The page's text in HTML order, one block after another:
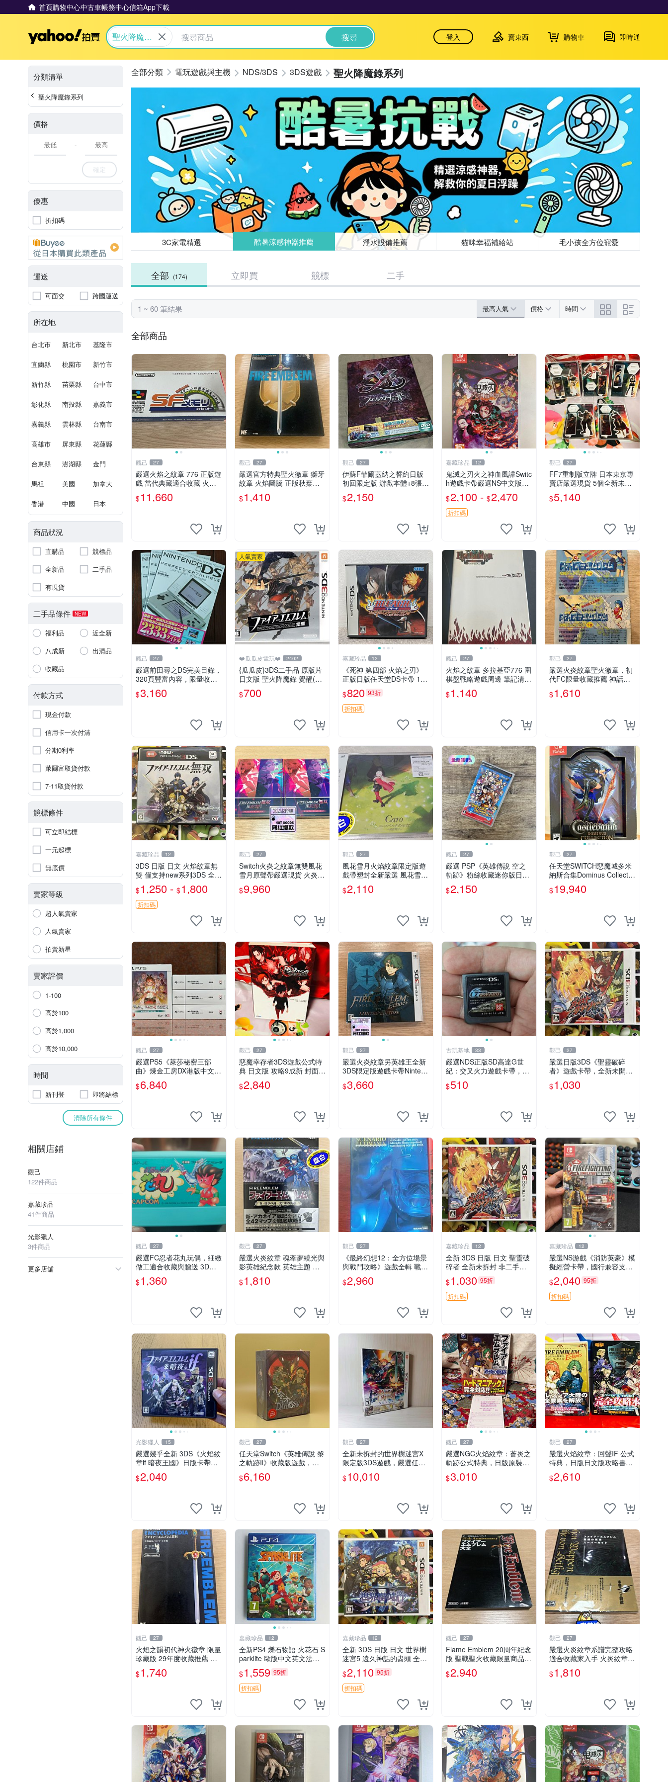
首頁購物中心中古車帳務中心信箱App下載
Yahoo拍賣
聖火降魔錄
搜尋 登入 賣東西 購物車 即時通
分類清單
聖火降魔錄系列
價格
-
確定
優惠
折扣碼
運送
可面交 跨國運送
所在地
台北市 新北市 基隆市
宜蘭縣 桃園市 新竹市
新竹縣 苗栗縣 台中市
彰化縣 南投縣 嘉義市
嘉義縣 雲林縣 台南市
高雄市 屏東縣 花蓮縣
台東縣 澎湖縣 金門
馬祖 美國 加拿大
香港 中國 日本
商品狀況
直購品
競標品
全新品
二手品
有現貨
二手品條件 NEW
福利品
近全新
八成新
出清品
收藏品
付款方式
現金付款
信用卡一次付清
分期0利率
萊爾富取貨付款
7-11取貨付款
競標條件
可立即結標
一元起標
無底價
賣家等級
超人氣賣家
人氣賣家
拍賣新星
賣家評價
1-100
高於100
高於1,000
高於10,000
時間
新刊登 即將結標
清除所有條件
相關店鋪
觀己
122件商品
嘉藏珍品
41件商品
光影獵人
3件商品
更多店舖
電玩遊戲與主機 NDS/3DS 3DS遊戲 聖火降魔錄系列
3C家電精選 酷暑涼感神器推薦 淨水設備推薦 貓咪幸福補給站 毛小孩全方位寵愛
全部 (174) 立即買 競標 二手
1 ~ 60 筆結果 最高人氣 價格 時間
全部商品
觀己 27
嚴選火焰之紋章 776 正版遊
戲 當代典藏適合收藏 火焰
之紋章 角色 典藏版
$11,660
觀己 27
嚴選官方特典聖火徽章 獅牙
紋章 火焰圖騰 正版秋葉原
直送 聖火紋章 套裝 獅牙紋
章
$1,410
觀己 27
伊蘇F菲爾蓋納之誓約日版
初回限定版 游戲本體+8張原
聲CD 大盒裝 憑證齊全 輕便
好運輸 F傳奇啟程 日版收藏
$2,150
嘉藏珍品 12
鬼滅之刃火之神血風譚Switc
h遊戲卡帶嚴選NS中文版現
貨 鬼滅之刃 Switch 中文 游
戲卡帶 發貨快
$2,100 - $2,470
折扣碼
觀己 27
FF7重制版立牌 日本東京專
賣店嚴選現貨 5個全新未拆
封 最終幻想7重制版 立牌 日
本原裝 正品現貨 5個包快遞
$5,140
觀己 27
嚴選前田尋之DS完美目錄，
320頁豐富內容，限量收藏
佳品 時代典藏 書籍收藏 時
代典藏 書籍收藏 目錄收藏
$3,160
人氣賣家
❤️瓜瓜皮電玩❤️ 2402
{瓜瓜皮}3DS二手品 原版片
日文版 聖火降魔錄 覺醒(遊
戲都能回收)
$700
嘉藏珍品 12
《死神 第四部 火焰之刃》
正版日版任天堂DS卡帶 1
張，同時購第二張起可減
張， 成色如圖，原相機拍
攝，一卡一拍，因相機，光
線環境等因素，成色可能與
$820 93折
折扣碼
觀己 27
火焰之紋章 多拉基亞776 圍
棋盤戰略遊戲周邊 筆記清晰
圖像精美 指揮官收藏 圍棋
盤 圍棋子 火焰之紋章
$1,140
觀己 27
嚴選火炎紋章聖火徽章，初
代FC限量收藏推薦 神話火
Emblem 2DM 再現經典 動
漫 魔王 紅色火焰
$1,610
嘉藏珍品 12
3DS 日版 日文 火焰紋章無
雙 僅支持new系列3DS 全新
二手都有 現貨
$1,250 - $1,800
折扣碼
觀己 27
Switch火炎之紋章無雙風花
雪月原聲帶嚴選現貨 火炎之
紋章 Switch 原聲帶 歌曲 O
ST
$9,960
觀己 27
風花雪月火焰紋章限定版遊
戲帶塑封全新嚴選 風花雪月
火焰紋章 限定版
$2,110
觀己 27
嚴選 PSP《英雄傳說 空之
軌跡》粉絲收藏迷你版日版
初回 測試卡 新品未開封 軨
跡系列 收藏版 未拆封
$2,150
觀己 27
任天堂SWITCH惡魔城多米
納斯合集Dominus Collectio
n LRG典藏版 美版 全新未
拆 包裝完好 限量珍藏 電玩
$19,940
觀己 27
嚴選PS5《萊莎秘密三部
曲》煉金工房DX港版中文全
新未拆封遊戲三部曲內容：
常暗女王與秘密藏身處 DX
$6,840
觀己 27
惡魔幸存者3DS遊戲公式特
典 日文版 攻略9成新 封面有
輕微損傷 女神異聞錄 惡魔
幸存者 3ds 游戲 特典 新收
$2,840
觀己 27
嚴選火炎紋章另英雄王全新
3DS限定版遊戲卡帶Nintend
o Switch遊戲 火炎紋章 英雄
王 Nintendo 3DS 卡帶 游戲
$3,660
古玩基地 33
嚴選NDS正版SD高達G世
紀：交叉火力遊戲卡帶，支
援3DS輕鬆遊玩。 世紀機甲
機動武裝 可用卡帶
$510
觀己 27
嚴選日版3DS《聖靈破碎
者》遊戲卡帶，全新未開封
直送 聖靈破碎者 3DS 新遊
戲 游戲卡帶
$1,030
觀己 27
嚴選FC忍者花丸玩偶，細緻
做工適合收藏與贈送 3D打
印 遊樂 玩具
$1,360
觀己 27
嚴選火炎紋章 魂牽夢繞光與
影英雄紀念款 英雄主題 火
炎紋章 武器收藏
$1,810
觀己 27
《最終幻想12：全方位場景
與戰鬥攻略》遊戲全輯 戰略
遊戲 攻略書 全景解析
$2,960
嘉藏珍品 12
全新 3DS 日版 日文 聖靈破
碎者 全新未拆封 非二手封
$1,030 95折
折扣碼
嘉藏珍品 12
嚴選NS游戲《消防英豪》模
擬經營卡帶，國行兼容支持
中文顯示，全新未拆封直
送！消防模擬游戲推薦收藏
消防模擬 游戲卡帶 Switch
游戲
$2,040 95折
折扣碼
光影獵人 15
嚴選幾乎全新 3DS《火焰紋
章if 暗夜王國》日版卡帶，
附原裝盒子保存極佳，卡帶
乾淨無刮痕，讀取正常即插
$2,040
觀己 27
任天堂Switch《英雄傳說 黎
之軌跡Ⅱ》收藏版遊戲，英
文原裝全新未開包 Daybrea
k 2 收藏版 游戲機臺
$6,160
觀己 27
全新未拆封的世界樹迷宮X
限定版3DS遊戲，嚴選任天
堂現貨 世界樹迷宮 X 限定
版本 游戲 任天堂 3ds
$10,010
觀己 27
嚴選NGC火焰紋章：蒼炎之
軌跡公式特典，日版原裝帶
側邊函套，保存極佳95成新
蒼炎之軌跡 公式特典 NGC
$3,010
觀己 27
嚴選火焰紋章：回聲IF 公式
特典，日版日文版攻略書腰
遊戲，95成新手辦收藏推薦
火焰紋章 時代典藏 游戲本
$2,610
觀己 27
火焰之韻初代神火徽章 限量
珍藏版 29年度收藏推薦 聖
火徽章 測試特典 初代電玩
$1,740
嘉藏珍品 12
全新PS4 爍石物語 火花石 S
parklite 歐版中文英文法文
德文 【支持PSPS5】 【原
裝正版 實體游戲】 【歐版
支持中文，英文，法文（法
國）
$1,559 95折
折扣碼
嘉藏珍品 12
全新 3DS 日版 日文 世界樹
迷宮5 遠久神話的盡頭 全新
未拆封 非二手封裝
$2,110 95折
折扣碼
觀己 27
Flame Emblem 20周年紀念
版 聖戰聖火收藏限量商品
火焰 國產 再現版
$2,940
觀己 27
嚴選火炎紋章系譜完整攻略
適合收藏家入手 火炎紋章
系譜 攻略
$1,810